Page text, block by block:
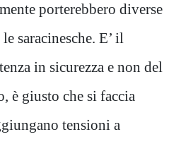
porterebbero diverse
saracinesche. E’ il
in sicurezza e non del
è giusto che si faccia
tensioni a